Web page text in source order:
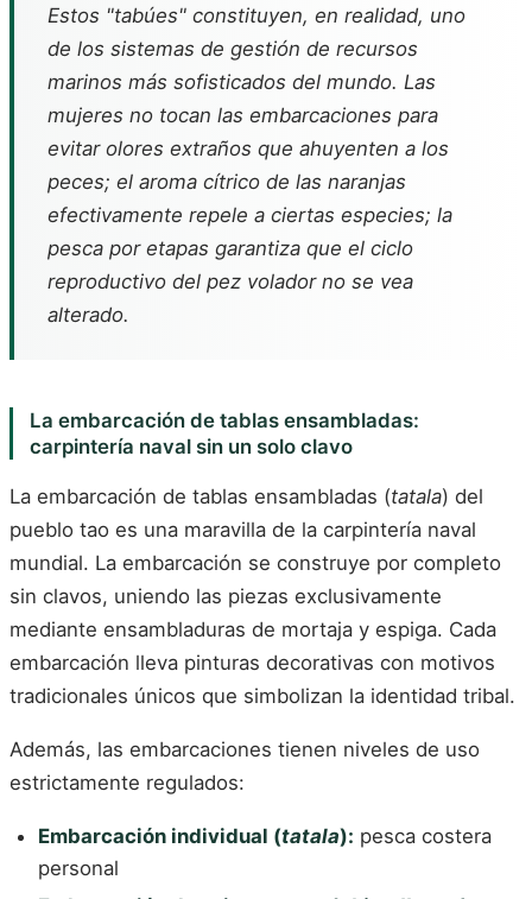
Estos "tabúes" constituyen, en realidad, uno
de los sistemas de gestión de recursos
marinos más sofisticados del mundo. Las
mujeres no tocan las embarcaciones para
evitar olores extraños que ahuyenten a los
peces; el aroma cítrico de las naranjas
efectivamente repele a ciertas especies; la
pesca por etapas garantiza que el ciclo
reproductivo del pez volador no se vea
alterado.
La embarcación de tablas ensambladas:
carpintería naval sin un solo clavo
La embarcación de tablas ensambladas (tatala) del
pueblo tao es una maravilla de la carpintería naval
mundial. La embarcación se construye por completo
sin clavos, uniendo las piezas exclusivamente
mediante ensambladuras de mortaja y espiga. Cada
embarcación lleva pinturas decorativas con motivos
tradicionales únicos que simbolizan la identidad tribal.
Además, las embarcaciones tienen niveles de uso
estrictamente regulados:
Embarcación individual (tatala): pesca costera
personal